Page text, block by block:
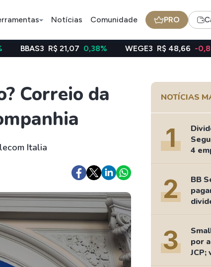
Notícias Comunidade PRO
Ação
BB Seguridade
Apple
Amazon
Google
Meta
Coca-Cola
Criptomoedas
Bitcoin
Ethereum
Binance Coin - BNB
Dogecoin
Solana
Cardano
Ideias
As
Guia
21,07 0,38% WEGE3 R$ 48,66 -0,80%
Correio da
Italia
NOTÍCIAS
1
4
2
BB
ação
3
por